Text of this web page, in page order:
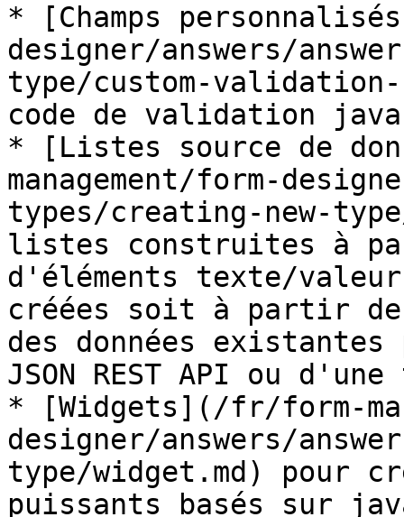
* [Champs
designer/answers/
type/custom-
code de validation
* [Listes source de
management/form-
types/creating-new-
listes construites à
d'éléments texte/
créées soit à partir
des données
JSON REST API ou
* [Widgets](/fr/form-
designer/answers/
type/widget.md) pour
puissants basés sur